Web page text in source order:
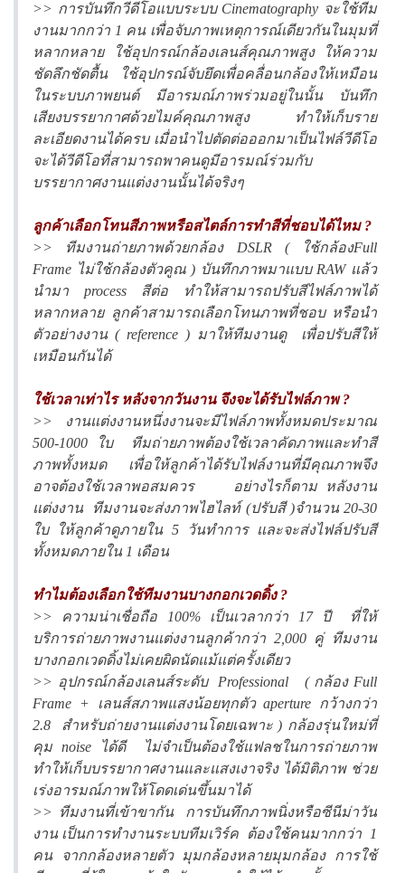
>> การบันทึกวีดีโอแบบระบบ Cinematography จะใช้ทีม
งานมากกว่า 1 คน เพื่อจับภาพเหตุการณ์เดียวกันในมุมที่
หลากหลาย ใช้อุปกรณ์กล้องเลนส์คุณภาพสูง ให้ความ
ชัดลึกชัดตื้น ใช้อุปกรณ์จับยึดเพื่อคลื่อนกล้องให้เหมือน
ในระบบภาพยนต์ มีอารมณ์ภาพร่วมอยู่ในนั้น บันทึก
เสียงบรรยากาศด้วยไมค์คุณภาพสูง ทำให้เก็บราย
ละเอียดงานได้ครบ เมื่อนำไปตัดต่อออกมาเป็นไฟล์วีดีโอ
จะได้วีดีโอที่สามารถพาคนดูมีอารมณ์ร่วมกับ
บรรยากาศงานแต่งงานนั้นได้จริงๆ
ลูกค้าเลือกโทนสีภาพหรือสไตล์การทำสีที่ชอบได้ไหม ?
>> ทีมงานถ่ายภาพด้วยกล้อง DSLR ( ใช้กล้องFull
Frame ไม่ใช้กล้องตัวคูณ ) บันทึกภาพมาแบบ RAW แล้ว
นำมา process สีต่อ ทำให้สามารถปรับสีไฟล์ภาพได้
หลากหลาย ลูกค้าสามารถเลือกโทนภาพที่ชอบ หรือนำ
ตัวอย่างงาน ( reference ) มาให้ทีมงานดู เพื่อปรับสีให้
เหมือนกันได้
ใช้เวลาเท่าไร หลังจากวันงาน จึงจะได้รับไฟล์ภาพ ?
>> งานแต่งงานหนึ่งงานจะมีไฟล์ภาพทั้งหมดประมาณ
500-1000 ใบ ทีมถ่ายภาพต้องใช้เวลาคัดภาพและทำสี
ภาพทั้งหมด เพื่อให้ลูกค้าได้รับไฟล์งานที่มีคุณภาพจึง
อาจต้องใช้เวลาพอสมควร อย่างไรก็ตาม หลังงาน
แต่งงาน ทีมงานจะส่งภาพไฮไลท์ (ปรับสี )จำนวน 20-30
ใบ ให้ลูกค้าดูภายใน 5 วันทำการ และจะส่งไฟล์ปรับสี
ทั้งหมดภายใน 1 เดือน
ทำไมต้องเลือกใช้ทีมงานบางกอกเวดดิ้ง ?
>> ความน่าเชื่อถือ 100% เป็นเวลากว่า 17 ปี ที่ให้
บริการถ่ายภาพงานแต่งงานลูกค้ากว่า 2,000 คู่ ทีมงาน
บางกอกเวดดิ้งไม่เคยผิดนัดแม้แต่ครั้งเดียว
>> อุปกรณ์กล้องเลนส์ระดับ Professional ( กล้อง Full
Frame + เลนส์สภาพแสงน้อยทุกตัว aperture กว้างกว่า
2.8 สำหรับถ่ายงานแต่งงานโดยเฉพาะ ) กล้องรุ่นใหม่ที่
คุม noise ได้ดี ไม่จำเป็นต้องใช้แฟลชในการถ่ายภาพ
ทำให้เก็บบรรยากาศงานและแสงเงาจริง ได้มิติภาพ ช่วย
เร่งอารมณ์ภาพให้โดดเด่นขึ้นมาได้
>> ทีมงานที่เข้าขากัน การบันทึกภาพนิ่งหรือซีนีม่าวัน
งาน เป็นการทำงานระบบทีมเวิร์ค ต้องใช้คนมากกว่า 1
คน จากกล้องหลายตัว มุมกล้องหลายมุมกล้อง การใช้